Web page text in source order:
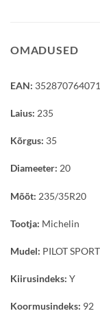
OMADUSED
EAN:
Laius: 235
Kõrgus: 35
Diameeter: 20
Mõõt: 235/35R20
Tootja: Michelin
Mudel: PILOT
Kiirusindeks: Y
Koormusindeks: 92